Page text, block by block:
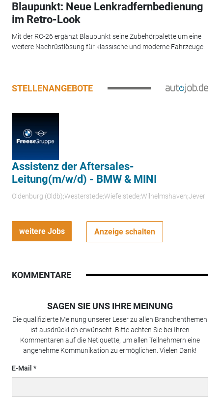
Blaupunkt: Neue Lenkradfernbedienung
im Retro-Look
Mit der RC-26 ergänzt Blaupunkt seine Zubehörpalette um eine
weitere Nachrüstlösung für klassische und moderne Fahrzeuge.
STELLENANGEBOTE
Assistenz der Aftersales-
Leitung(m/w/d) - BMW & MINI
Oldenburg (Oldb);Westerstede;Wiefelstede;Wilhelmshaven;Jever
weitere Jobs Anzeige schalten
KOMMENTARE
SAGEN SIE UNS IHRE MEINUNG
Die qualifizierte Meinung unserer Leser zu allen Branchenthemen
ist ausdrücklich erwünscht. Bitte achten Sie bei Ihren
Kommentaren auf die Netiquette, um allen Teilnehmern eine
angenehme Kommunikation zu ermöglichen. Vielen Dank!
E-Mail